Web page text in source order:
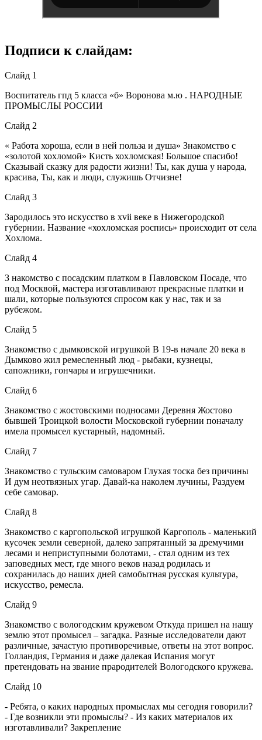
Подписи к слайдам:
Слайд 1
Воспитатель гпд 5 класса «б» Воронова м.ю . НАРОДНЫЕ
ПРОМЫСЛЫ РОССИИ
Слайд 2
« Работа хороша, если в ней польза и душа» Знакомство с
«золотой хохломой» Кисть хохломская! Большое спасибо!
Сказывай сказку для радости жизни! Ты, как душа у народа,
красива, Ты, как и люди, служишь Отчизне!
Слайд 3
Зародилось это искусство в xvii веке в Нижегородской
губернии. Название «хохломская роспись» происходит от села
Хохлома.
Слайд 4
З накомство с посадским платком в Павловском Посаде, что
под Москвой, мастера изготавливают прекрасные платки и
шали, которые пользуются спросом как у нас, так и за
рубежом.
Слайд 5
Знакомство с дымковской игрушкой В 19-в начале 20 века в
Дымково жил ремесленный люд - рыбаки, кузнецы,
сапожники, гончары и игрушечники.
Слайд 6
Знакомство с жостовскими подносами Деревня Жостово
бывшей Троицкой волости Московской губернии поначалу
имела промысел кустарный, надомный.
Слайд 7
Знакомство с тульским самоваром Глухая тоска без причины
И дум неотвязных угар. Давай-ка наколем лучины, Раздуем
себе самовар.
Слайд 8
Знакомство с каргопольской игрушкой Каргополь - маленький
кусочек земли северной, далеко запрятанный за дремучими
лесами и неприступными болотами, - стал одним из тех
заповедных мест, где много веков назад родилась и
сохранилась до наших дней самобытная русская культура,
искусство, ремесла.
Слайд 9
Знакомство с вологодским кружевом Откуда пришел на нашу
землю этот промысел – загадка. Разные исследователи дают
различные, зачастую противоречивые, ответы на этот вопрос.
Голландия, Германия и даже далекая Испания могут
претендовать на звание прародителей Вологодского кружева.
Слайд 10
- Ребята, о каких народных промыслах мы сегодня говорили?
- Где возникли эти промыслы? - Из каких материалов их
изготавливали? Закрепление